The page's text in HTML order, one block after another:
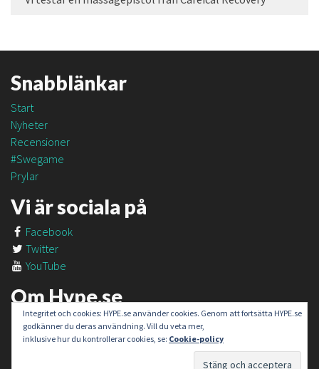
Snabblänkar
Start
Nyheter
Recensioner
#Swegame
Prylar
Vi är sociala på
Facebook
Twitter
YouTube
Om Hype.se
Om oss
Om #SweGame
Integritet och cookies: HYPE.se använder cookies. Genom att fortsätta HYPE.se
godkänner du deras användning. Vill du veta mer,
inklusive hur du kontrollerar cookies, se: Cookie-policy